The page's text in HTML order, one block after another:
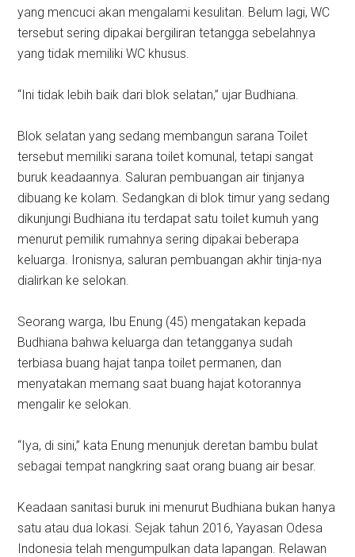
yang mencuci akan mengalami kesulitan. Belum lagi, WC
tersebut sering dipakai bergiliran tetangga sebelahnya
yang tidak memiliki WC khusus.
“Ini tidak lebih baik dari blok selatan,” ujar Budhiana.
Blok selatan yang sedang membangun sarana Toilet
tersebut memiliki sarana toilet komunal, tetapi sangat
buruk keadaannya. Saluran pembuangan air tinjanya
dibuang ke kolam. Sedangkan di blok timur yang sedang
dikunjungi Budhiana itu terdapat satu toilet kumuh yang
menurut pemilik rumahnya sering dipakai beberapa
keluarga. Ironisnya, saluran pembuangan akhir tinja-nya
dialirkan ke selokan.
Seorang warga, Ibu Enung (45) mengatakan kepada
Budhiana bahwa keluarga dan tetangganya sudah
terbiasa buang hajat tanpa toilet permanen, dan
menyatakan memang saat buang hajat kotorannya
mengalir ke selokan.
“Iya, di sini,” kata Enung menunjuk deretan bambu bulat
sebagai tempat nangkring saat orang buang air besar.
Keadaan sanitasi buruk ini menurut Budhiana bukan hanya
satu atau dua lokasi. Sejak tahun 2016, Yayasan Odesa
Indonesia telah mengumpulkan data lapangan. Relawan